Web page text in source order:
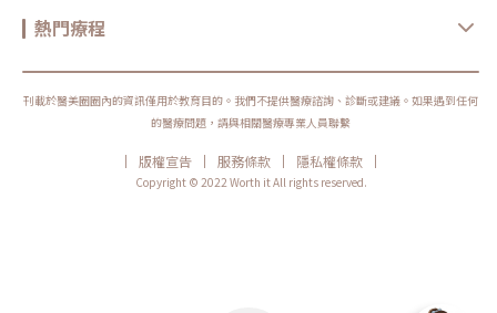
熱門療程
刊載於醫美圈圈內的資訊僅用於教育目的。我們不提供醫療諮詢、診斷或建議。如果遇到任何
的醫療問題，請與相關醫療專業人員聯繫
| 版權宣告 | 服務條款 | 隱私權條款
|
Copyright © 2022 Worth it All rights reserved.